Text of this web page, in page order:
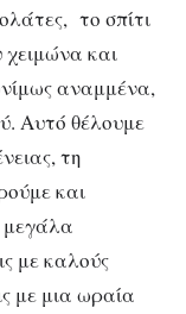
το σπίτι
χειμώνα και
αναμμένα,
Αυτό θέλουμε
τη
και
μεγάλα
με καλούς
με μια ωραία